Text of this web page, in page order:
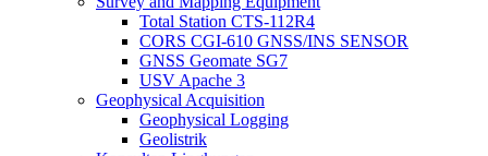
Total Station CTS-112R4
CORS CGI-610 GNSS/INS SENSOR
GNSS Geomate SG7
USV Apache 3
Geophysical Acquisition
Geophysical Logging
Geolistrik